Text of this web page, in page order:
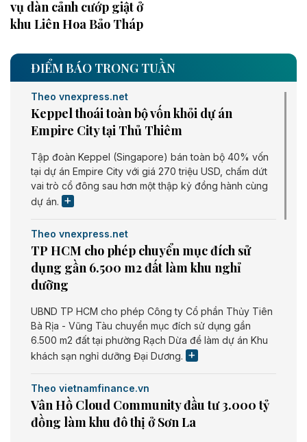
vụ dàn cảnh cướp giật ở
khu Liên Hoa Bảo Tháp
ĐIỂM BÁO TRONG TUẦN
Theo vnexpress.net
Keppel thoái toàn bộ vốn khỏi dự án
Empire City tại Thủ Thiêm
Tập đoàn Keppel (Singapore) bán toàn bộ 40% vốn
tại dự án Empire City với giá 270 triệu USD, chấm dứt
vai trò cổ đông sau hơn một thập kỷ đồng hành cùng
dự án.
Theo vnexpress.net
TP HCM cho phép chuyển mục đích sử
dụng gần 6.500 m2 đất làm khu nghỉ
dưỡng
UBND TP HCM cho phép Công ty Cổ phần Thủy Tiên
Bà Rịa - Vũng Tàu chuyển mục đích sử dụng gần
6.500 m2 đất tại phường Rạch Dừa để làm dự án Khu
khách sạn nghỉ dưỡng Đại Dương.
Theo vietnamfinance.vn
Vân Hồ Cloud Community đầu tư 3.000 tỷ
đồng làm khu đô thị ở Sơn La